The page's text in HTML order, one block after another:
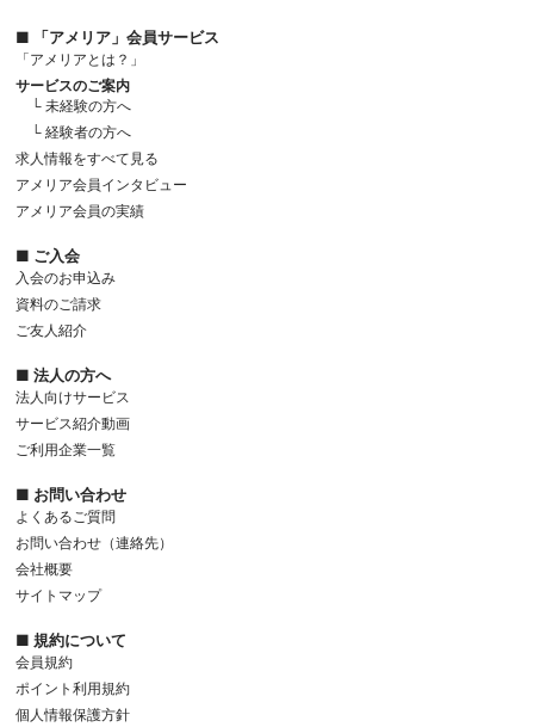
■ 「アメリア」会員サービス
「アメリアとは？」
サービスのご案内
└ 未経験の方へ
└ 経験者の方へ
求人情報をすべて見る
アメリア会員インタビュー
アメリア会員の実績
■ ご入会
入会のお申込み
資料のご請求
ご友人紹介
■ 法人の方へ
法人向けサービス
サービス紹介動画
ご利用企業一覧
■ お問い合わせ
よくあるご質問
お問い合わせ（連絡先）
会社概要
サイトマップ
■ 規約について
会員規約
ポイント利用規約
個人情報保護方針